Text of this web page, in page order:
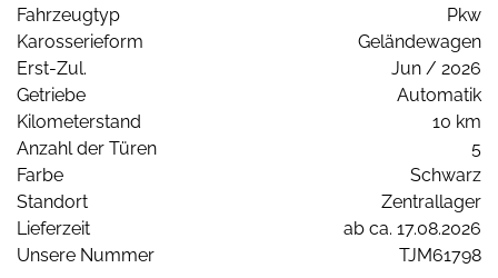
Fahrzeugtyp
Pkw
Karosserieform
Geländewagen
Erst-Zul.
Jun / 2026
Getriebe
Automatik
Kilometerstand
10 km
Anzahl der Türen
5
Farbe
Schwarz
Standort
Zentrallager
Lieferzeit
ab ca. 17.08.2026
Unsere Nummer
TJM61798